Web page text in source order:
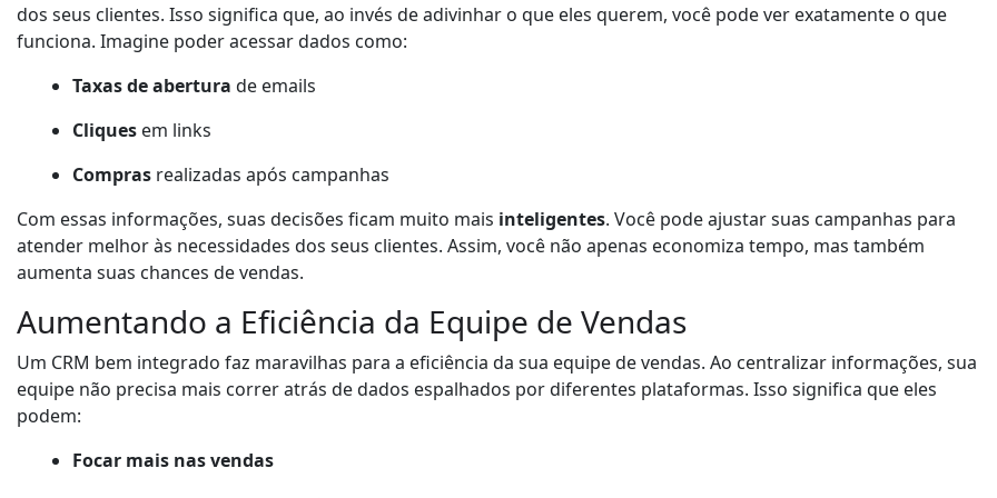
dos seus clientes. Isso significa que, ao invés de adivinhar o que eles querem, você pode ver exatamente o que
funciona. Imagine poder acessar dados como:
Taxas de abertura de emails
Cliques em links
Compras realizadas após campanhas
Com essas informações, suas decisões ficam muito mais inteligentes. Você pode ajustar suas campanhas para
atender melhor às necessidades dos seus clientes. Assim, você não apenas economiza tempo, mas também
aumenta suas chances de vendas.
Aumentando a Eficiência da Equipe de Vendas
Um CRM bem integrado faz maravilhas para a eficiência da sua equipe de vendas. Ao centralizar informações, sua
equipe não precisa mais correr atrás de dados espalhados por diferentes plataformas. Isso significa que eles
podem:
Focar mais nas vendas